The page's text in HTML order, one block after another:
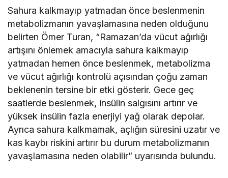
Sahura kalkmayıp yatmadan önce beslenmenin
metabolizmanın yavaşlamasına neden olduğunu
belirten Ömer Turan, “Ramazan’da vücut ağırlığı
artışını önlemek amacıyla sahura kalkmayıp
yatmadan hemen önce beslenmek, metabolizma
ve vücut ağırlığı kontrolü açısından çoğu zaman
beklenenin tersine bir etki gösterir. Gece geç
saatlerde beslenmek, insülin salgısını artırır ve
yüksek insülin fazla enerjiyi yağ olarak depolar.
Ayrıca sahura kalkmamak, açlığın süresini uzatır ve
kas kaybı riskini artırır bu durum metabolizmanın
yavaşlamasına neden olabilir” uyarısında bulundu.